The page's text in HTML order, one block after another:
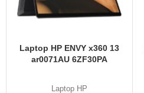
Laptop HP ENVY x360 13
ar0071AU 6ZF30PA
Laptop HP